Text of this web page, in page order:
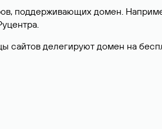
поддерживающих домен.
сайтов делегируют домен на